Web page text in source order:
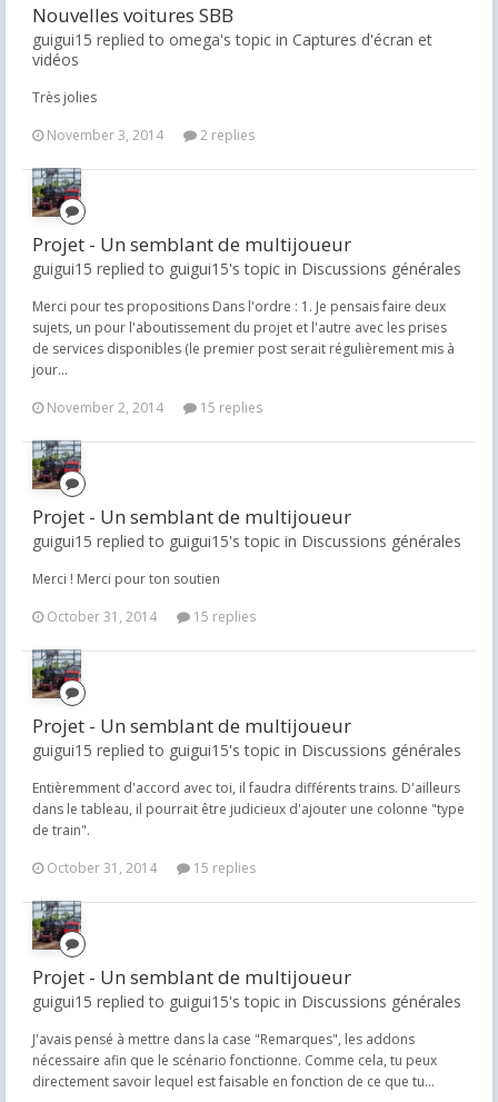
Nouvelles voitures SBB
guigui15 replied to omega's topic in Captures d'écran et
vidéos
Très jolies
November 3, 2014
2 replies
Projet - Un semblant de multijoueur
guigui15 replied to guigui15's topic in Discussions générales
Merci pour tes propositions Dans l'ordre : 1. Je pensais faire deux
sujets, un pour l'aboutissement du projet et l'autre avec les prises
de services disponibles (le premier post serait régulièrement mis à
jour...
November 2, 2014
15 replies
Projet - Un semblant de multijoueur
guigui15 replied to guigui15's topic in Discussions générales
Merci ! Merci pour ton soutien
October 31, 2014
15 replies
Projet - Un semblant de multijoueur
guigui15 replied to guigui15's topic in Discussions générales
Entièremment d'accord avec toi, il faudra différents trains. D'ailleurs
dans le tableau, il pourrait être judicieux d'ajouter une colonne "type
de train".
October 31, 2014
15 replies
Projet - Un semblant de multijoueur
guigui15 replied to guigui15's topic in Discussions générales
J'avais pensé à mettre dans la case "Remarques", les addons
nécessaire afin que le scénario fonctionne. Comme cela, tu peux
directement savoir lequel est faisable en fonction de ce que tu...